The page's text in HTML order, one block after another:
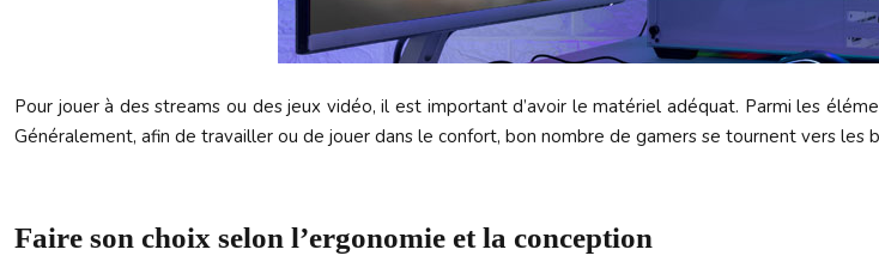
Pour jouer à des streams ou des jeux vidéo, il est important d’avoir le matériel adéquat. Parmi les
Généralement, afin de travailler ou de jouer dans le confort, bon nombre de gamers se tournent vers
Faire son choix selon l’ergonomie et la conception